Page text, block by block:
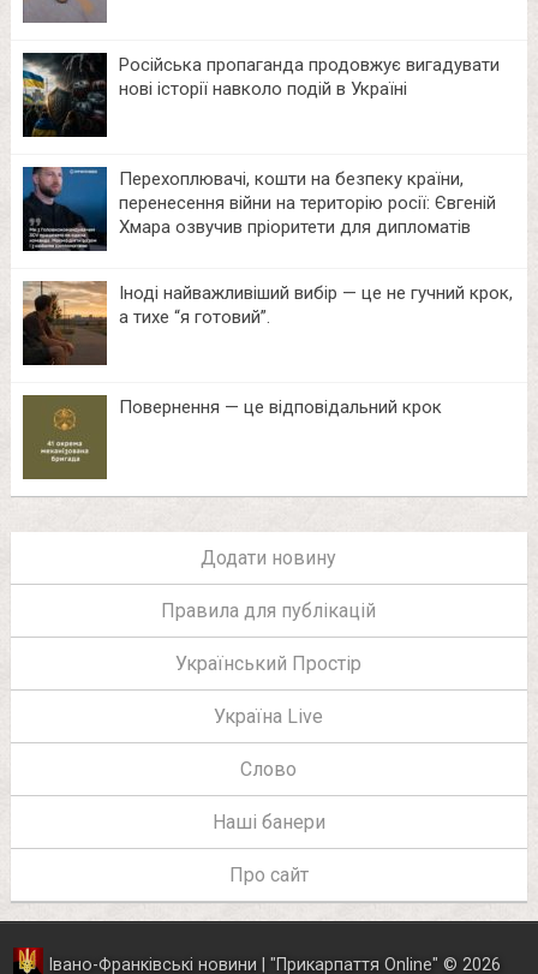
Російська пропаганда продовжує вигадувати
нові історії навколо подій в Україні
Перехоплювачі, кошти на безпеку країни,
перенесення війни на територію росії: Євгеній
Хмара озвучив пріоритети для дипломатів
Іноді найважливіший вибір — це не гучний крок,
а тихе “я готовий”.
Повернення — це відповідальний крок
Додати новину
Правила для публікацій
Український Простір
Україна Live
Слово
Наші банери
Про сайт
Івано-Франківські новини | "Прикарпаття Online" © 2026